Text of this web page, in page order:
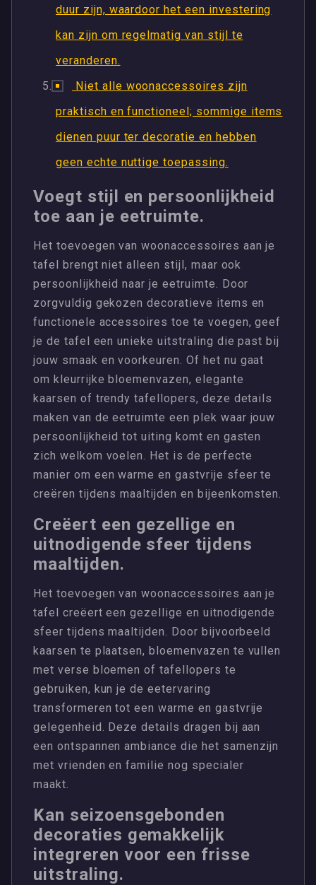
duur zijn, waardoor het een investering
kan zijn om regelmatig van stijl te
veranderen.
Niet alle woonaccessoires zijn
praktisch en functioneel; sommige items
dienen puur ter decoratie en hebben
geen echte nuttige toepassing.
Voegt stijl en persoonlijkheid
toe aan je eetruimte.
Het toevoegen van woonaccessoires aan je
tafel brengt niet alleen stijl, maar ook
persoonlijkheid naar je eetruimte. Door
zorgvuldig gekozen decoratieve items en
functionele accessoires toe te voegen, geef
je de tafel een unieke uitstraling die past bij
jouw smaak en voorkeuren. Of het nu gaat
om kleurrijke bloemenvazen, elegante
kaarsen of trendy tafellopers, deze details
maken van de eetruimte een plek waar jouw
persoonlijkheid tot uiting komt en gasten
zich welkom voelen. Het is de perfecte
manier om een warme en gastvrije sfeer te
creëren tijdens maaltijden en bijeenkomsten.
Creëert een gezellige en
uitnodigende sfeer tijdens
maaltijden.
Het toevoegen van woonaccessoires aan je
tafel creëert een gezellige en uitnodigende
sfeer tijdens maaltijden. Door bijvoorbeeld
kaarsen te plaatsen, bloemenvazen te vullen
met verse bloemen of tafellopers te
gebruiken, kun je de eetervaring
transformeren tot een warme en gastvrije
gelegenheid. Deze details dragen bij aan
een ontspannen ambiance die het samenzijn
met vrienden en familie nog specialer
maakt.
Kan seizoensgebonden
decoraties gemakkelijk
integreren voor een frisse
uitstraling.